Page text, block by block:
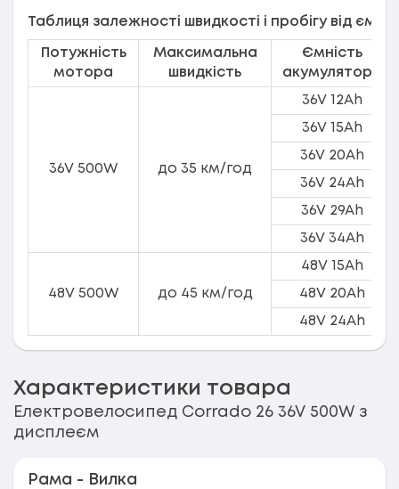
Таблиця залежності швидкості і пробігу від
Потужність
мотора
Максимальна
швидкість
Ємність
акумулятора
36V 500W до 35 км/год
36V 12Ah
36V 15Ah
36V 20Ah
36V 24Ah
36V 29Ah
36V 34Ah
48V 500W до 45 км/год
48V 15Ah
48V 20Ah
48V 24Ah
Характеристики товара
Електровелосипед Corrado 26 36V 500W з
дисплеєм
Рама - Вилка